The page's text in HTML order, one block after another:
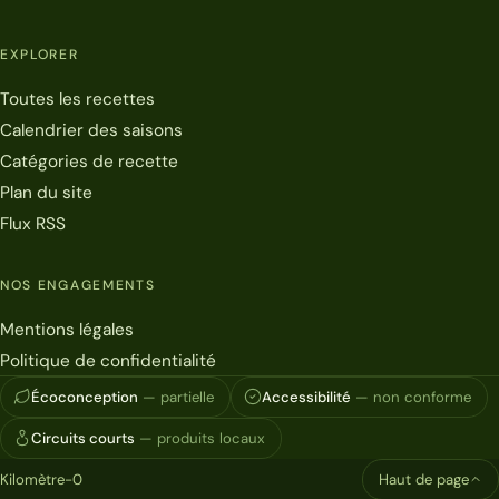
EXPLORER
Toutes les recettes
Calendrier des saisons
Catégories de recette
Plan du site
Flux RSS
NOS ENGAGEMENTS
Mentions légales
Politique de confidentialité
Écoconception — partielle Accessibilité — non conforme
Circuits courts — produits locaux
Kilomètre-0 Haut de page